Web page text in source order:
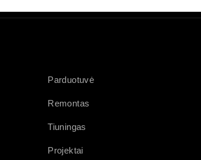
Parduotuvė
Remontas
Tiuningas
Projektai